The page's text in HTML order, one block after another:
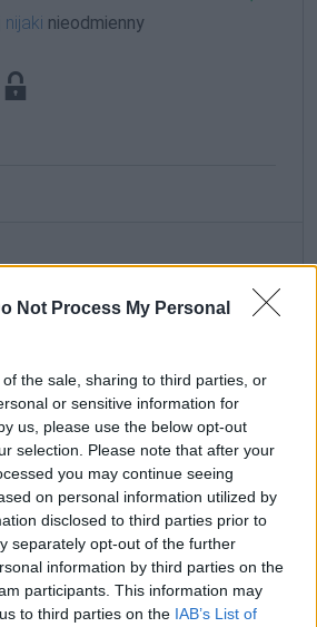
Not Process My Personal
the sale, sharing to third parties, or
or sensitive information for
us, please use the below opt-out
selection. Please note that after your
you may continue seeing
on personal information utilized by
disclosed to third parties prior to
separately opt-out of the further
information by third parties on the
participants. This information may
to third parties on the IAB’s List of
nieodmienny
Brakuje czegoś w haśle?
abonenci Dobrego słownika.